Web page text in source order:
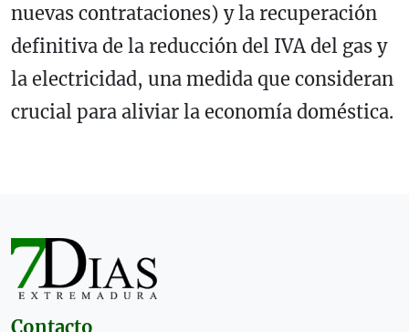
nuevas contrataciones) y la recuperación
definitiva de la reducción del IVA del gas y
la electricidad, una medida que consideran
crucial para aliviar la economía doméstica.
Contacto